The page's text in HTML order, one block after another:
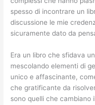
spesso di incontrare un
discussione le mie
sicuramente dato da
Era un libro che sfidava
mescolando elementi di
unico e affascinante,
che gratificante da
sono quelli che cambiano